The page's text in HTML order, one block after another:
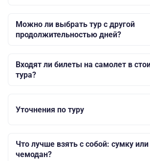
Можно ли выбрать тур с другой
продолжительностью дней?
Входят ли билеты на самолет в
тура?
Уточнения по туру
Что лучше взять с собой: сумку или
чемодан?